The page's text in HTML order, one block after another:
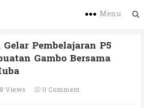
Menu
Pembelajaran P5
Gambo Bersama
Views 0 Comment